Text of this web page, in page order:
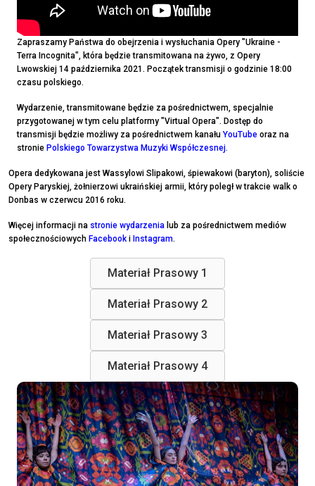
Zapraszamy Państwa do obejrzenia i wysłuchania Opery "Ukraine -
Terra Incognita", która będzie transmitowana na żywo, z Opery
Lwowskiej 14 października 2021. Początek transmisji o godzinie 18:00
czasu polskiego.
Wydarzenie, transmitowane będzie za pośrednictwem, specjalnie
przygotowanej w tym celu platformy "Virtual Opera". Dostęp do
transmisji będzie możliwy za pośrednictwem kanału YouTube oraz na
stronie Polskiego Towarzystwa Muzyki Współczesnej.
Opera dedykowana jest Wassylowi Slipakowi, śpiewakowi (baryton), soliście
Opery Paryskiej, żołnierzowi ukraińskiej armii, który poległ w trakcie walk o
Donbas w czerwcu 2016 roku.
Więcej informacji na stronie wydarzenia lub za pośrednictwem mediów
społecznościowych Facebook i Instagram.
Materiał Prasowy 1
Materiał Prasowy 2
Materiał Prasowy 3
Materiał Prasowy 4